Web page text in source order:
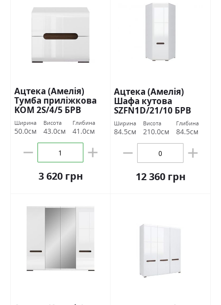
Ацтека (Амелія)
Тумба приліжкова
KOM 2S/4/5 БРВ
Україна
Ширина
50.0см
Висота
43.0см
Глибина
41.0см
3 620 грн
Ацтека (Амелія)
Шафа кутова
SZFN1D/21/10 БРВ
Україна
Ширина
84.5см
Висота
210.0см
Глибина
84.5см
12 360 грн